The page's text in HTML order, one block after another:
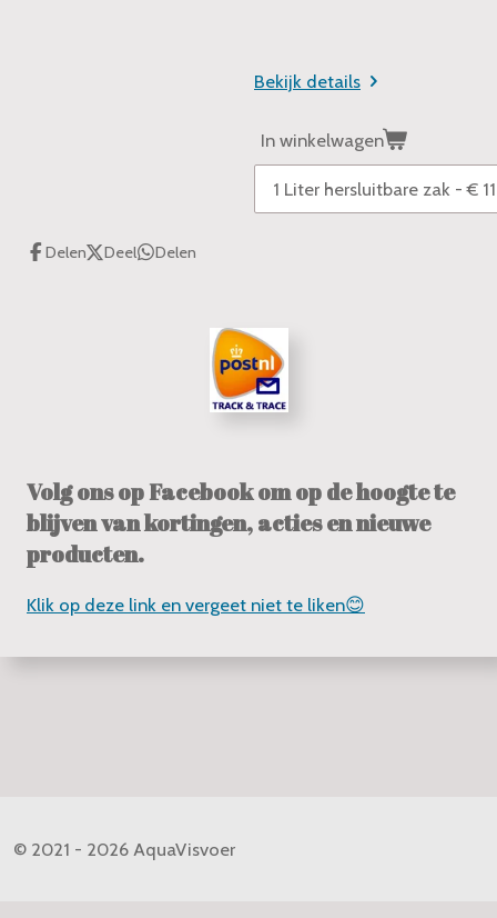
Bekijk details
In winkelwagen
Delen Deel Delen
Volg ons op Facebook om op de hoogte te
blijven van kortingen, acties en nieuwe
producten.
Klik op deze link en vergeet niet te liken😊
© 2021 - 2026 AquaVisvoer